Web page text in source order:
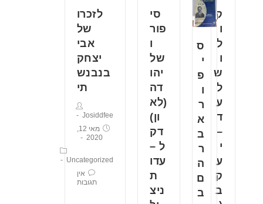
ק
ו
ל
ו
ש
ל
ע
ד
–
י
ע
ק
ב
ס
י
פ
ו
ר
א
ב
ר
ה
ם
ב
סי
פור
ו
של
יהו
דה
(לא
ון)
דק
ל –
עדו
ת
ניצ
לזכרו
של
אבי
יצחק
בנבנש
תי
Josiddfee
מאי 12,
2020
Uncategorized
אין
תגובות